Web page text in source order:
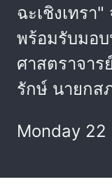
ฉะเชิงเทรา
พร้อมรับมอ
ศาสตราจา
รักษ์ นายกส
Monday